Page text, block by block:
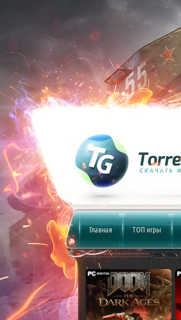
Главная ТОП игры